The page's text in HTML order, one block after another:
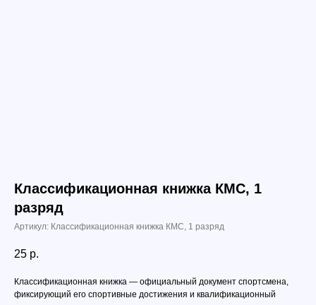
Классификационная книжка КМС, 1
разряд
Артикул: Классификационная книжка КМС, 1 разряд
25 р.
Классификационная книжка — официальный документ спортсмена,
фиксирующий его спортивные достижения и квалификационный